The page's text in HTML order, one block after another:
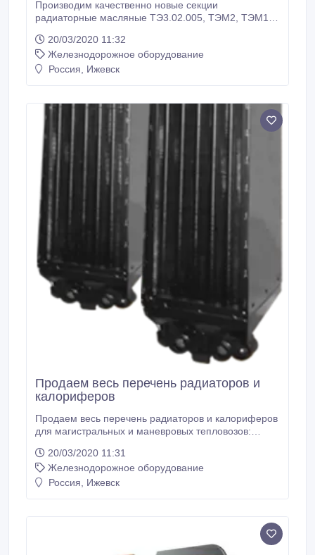
Производим качественно новые секции
радиаторные масляные ТЭ3.02.005, ТЭМ2, ТЭМ18.
Ижевск, RU Иван, менеджер Тел: +7 (3412) 918-400
E-mail: info@pkf-fakt.ru.
20/03/2020 11:32
Железнодорожное оборудование
Россия, Ижевск
Продаем весь перечень радиаторов и
калориферов
Продаем весь перечень радиаторов и калориферов
для магистральных и маневровых тепловозов:
7317.100 секция радиатора 7317.200 секция
радиатора 1779.100 секция радиатора масляная
ТЭ3.02.005, 0404.000 секция радиатора
20/03/2020 11:31
Железнодорожное оборудование
Россия, Ижевск